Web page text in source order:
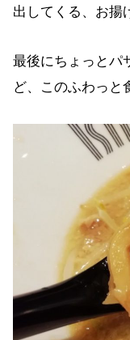
出してくる、お揚
最後にちょっとパ
ど、このふわっと